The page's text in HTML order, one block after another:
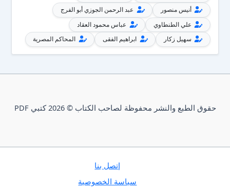
أنيس منصور
عبد الرحمن الجوزي أبو الفرج
علي الطنطاوي
عباس محمود العقاد
سهيل زكار
ابراهيم الفقى المحاكم المصرية
حقوق الطبع والنشر محفوظة لصاحب الكتاب © 2026 كتبي PDF
إتصل بنا
سياسة الخصوصية